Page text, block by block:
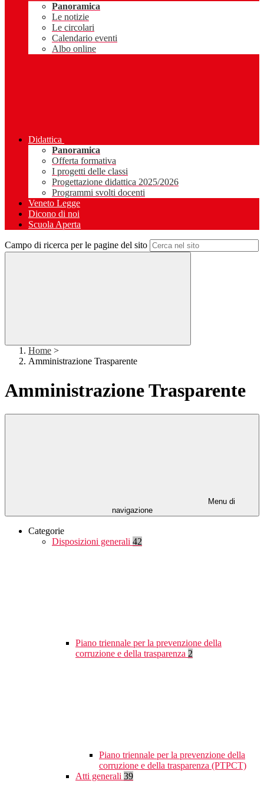
Panoramica
Le notizie
Le circolari
Calendario eventi
Albo online
Didattica
Panoramica
Offerta formativa
I progetti delle classi
Progettazione didattica 2025/2026
Programmi svolti docenti
Veneto Legge
Dicono di noi
Scuola Aperta
Campo di ricerca per le pagine del sito
Home >
Amministrazione Trasparente
Amministrazione Trasparente
Menu di
navigazione
Categorie
Disposizioni generali 42
Piano triennale per la prevenzione della
corruzione e della trasparenza 2
Piano triennale per la prevenzione della
corruzione e della trasparenza (PTPCT)
Atti generali 39